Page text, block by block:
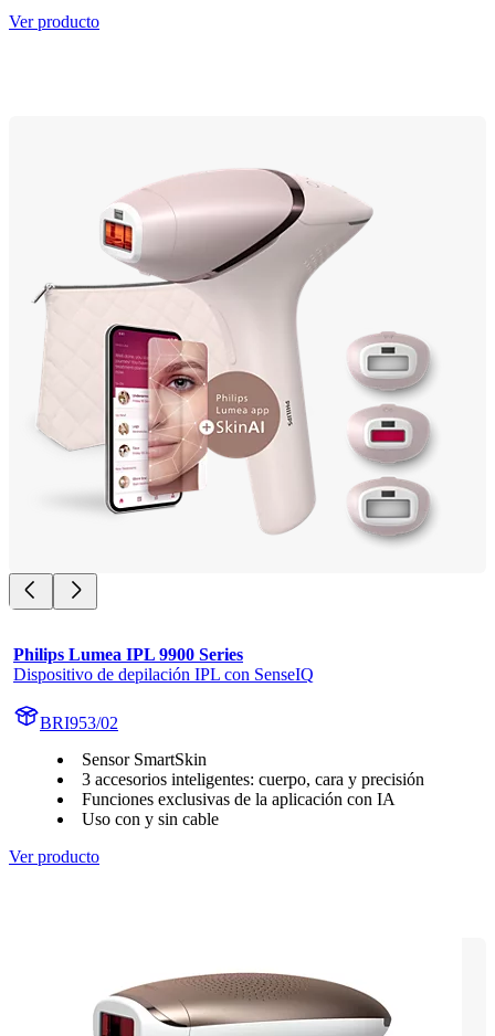
Ver producto
Philips Lumea IPL 9900 Series
Dispositivo de depilación IPL con SenseIQ
BRI953/02
Sensor SmartSkin
3 accesorios inteligentes: cuerpo, cara y precisión
Funciones exclusivas de la aplicación con IA
Uso con y sin cable
Ver producto